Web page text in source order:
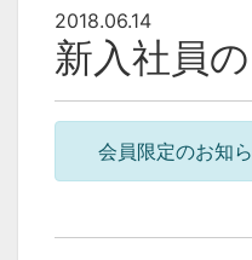
2018.06.14
新入社員
会員限定のお知